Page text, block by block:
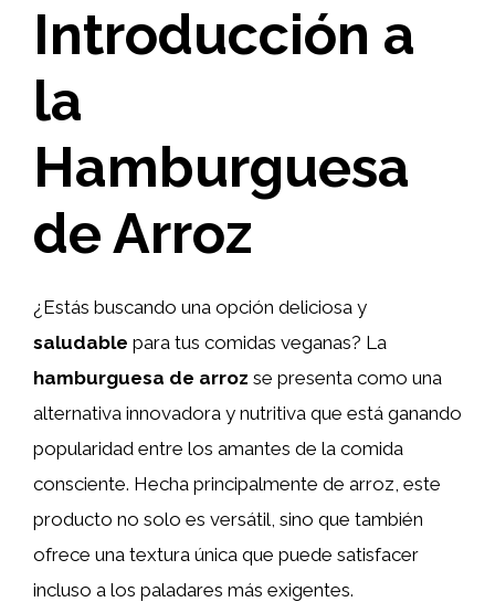
Introducción a
la
Hamburguesa
de Arroz
¿Estás buscando una opción deliciosa y
saludable para tus comidas veganas? La
hamburguesa de arroz se presenta como una
alternativa innovadora y nutritiva que está ganando
popularidad entre los amantes de la comida
consciente. Hecha principalmente de arroz, este
producto no solo es versátil, sino que también
ofrece una textura única que puede satisfacer
incluso a los paladares más exigentes.